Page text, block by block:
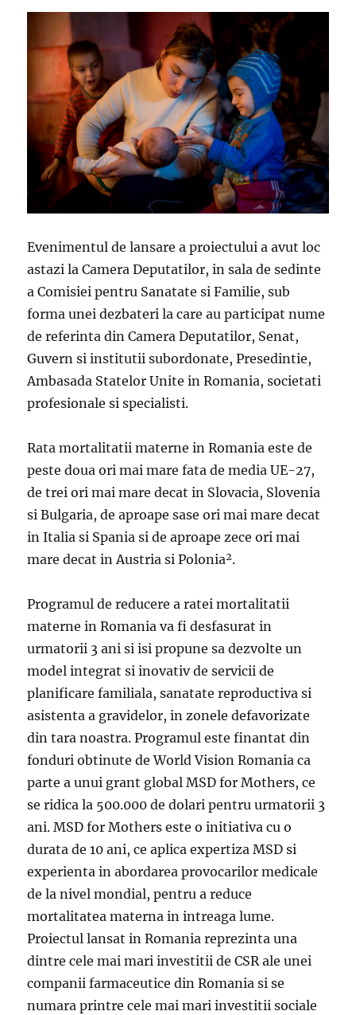
Evenimentul de lansare a proiectului a avut loc
astazi la Camera Deputatilor, in sala de sedinte
a Comisiei pentru Sanatate si Familie, sub
forma unei dezbateri la care au participat nume
de referinta din Camera Deputatilor, Senat,
Guvern si institutii subordonate, Presedintie,
Ambasada Statelor Unite in Romania, societati
profesionale si specialisti.
Rata mortalitatii materne in Romania este de
peste doua ori mai mare fata de media UE-27,
de trei ori mai mare decat in Slovacia, Slovenia
si Bulgaria, de aproape sase ori mai mare decat
in Italia si Spania si de aproape zece ori mai
mare decat in Austria si Polonia².
Programul de reducere a ratei mortalitatii
materne in Romania va fi desfasurat in
urmatorii 3 ani si isi propune sa dezvolte un
model integrat si inovativ de servicii de
planificare familiala, sanatate reproductiva si
asistenta a gravidelor, in zonele defavorizate
din tara noastra. Programul este finantat din
fonduri obtinute de World Vision Romania ca
parte a unui grant global MSD for Mothers, ce
se ridica la 500.000 de dolari pentru urmatorii 3
ani. MSD for Mothers este o initiativa cu o
durata de 10 ani, ce aplica expertiza MSD si
experienta in abordarea provocarilor medicale
de la nivel mondial, pentru a reduce
mortalitatea materna in intreaga lume.
Proiectul lansat in Romania reprezinta una
dintre cele mai mari investitii de CSR ale unei
companii farmaceutice din Romania si se
numara printre cele mai mari investitii sociale